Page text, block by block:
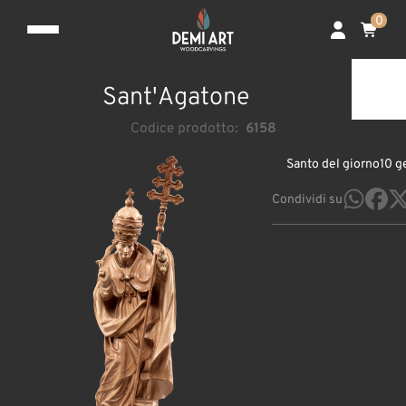
0
Sant'Agatone
Codice prodotto: 6158
Santo del giorno10
Condividi su